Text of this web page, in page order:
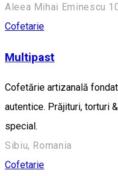
Aleea Mihai Eminescu
Cofetarie
Multipast
Cofetărie artizanală
autentice. Prăjituri, torturi
special.
Sibiu, Romania
Cofetarie